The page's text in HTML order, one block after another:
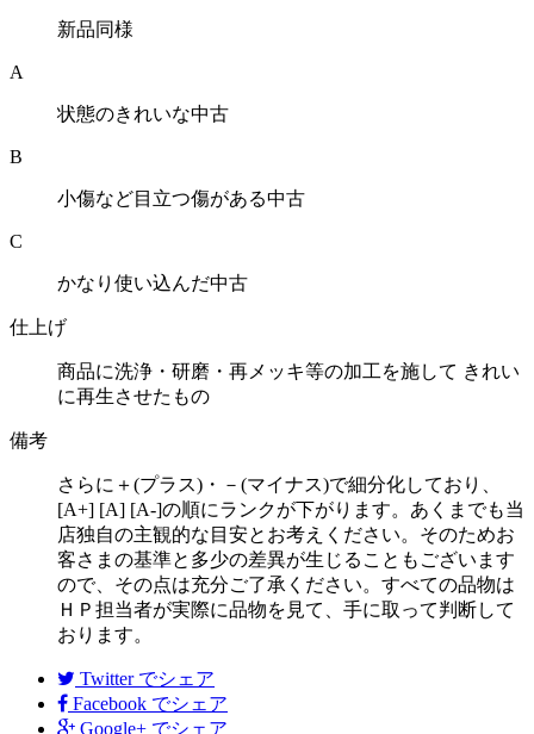
新品同様
A
状態のきれいな中古
B
小傷など目立つ傷がある中古
C
かなり使い込んだ中古
仕上げ
商品に洗浄・研磨・再メッキ等の加工を施して きれい
に再生させたもの
備考
さらに＋(プラス)・－(マイナス)で細分化しており、
[A+] [A] [A-]の順にランクが下がります。あくまでも当
店独自の主観的な目安とお考えください。そのためお
客さまの基準と多少の差異が生じることもございます
ので、その点は充分ご了承ください。すべての品物は
ＨＰ担当者が実際に品物を見て、手に取って判断して
おります。
Twitter でシェア
Facebook でシェア
Google+ でシェア